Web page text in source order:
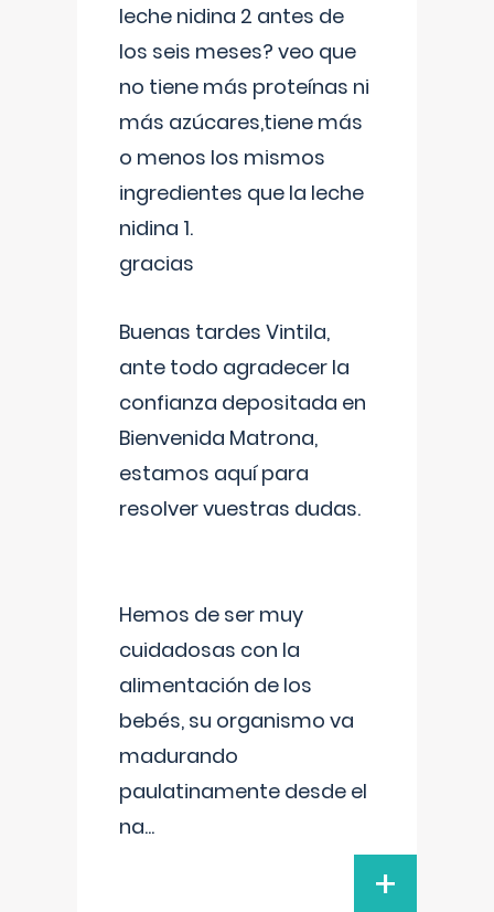
leche nidina 2 antes de
los seis meses? veo que
no tiene más proteínas ni
más azúcares,tiene más
o menos los mismos
ingredientes que la leche
nidina 1.
gracias
Buenas tardes Vintila,
ante todo agradecer la
confianza depositada en
Bienvenida Matrona,
estamos aquí para
resolver vuestras dudas.
Hemos de ser muy
cuidadosas con la
alimentación de los
bebés, su organismo va
madurando
paulatinamente desde el
na...
+